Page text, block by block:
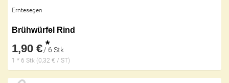
Erntesegen
Brühwürfel Rind
1,90 € *
/ 6 Stk
1 * 6 Stk (0,32 € / ST)